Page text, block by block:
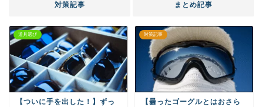
対策記事 まとめ記事
道具選び
【ついに手を出した！】ずっ
対策記事
【曇ったゴーグルとはおさら